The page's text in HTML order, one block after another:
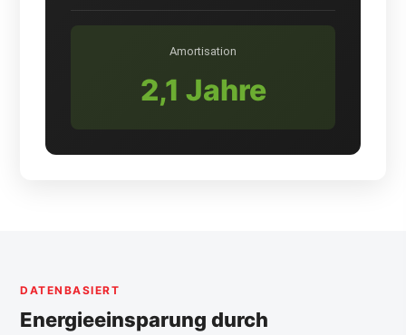
Amortisation
2,1 Jahre
DATENBASIERT
Energieeinsparung durch